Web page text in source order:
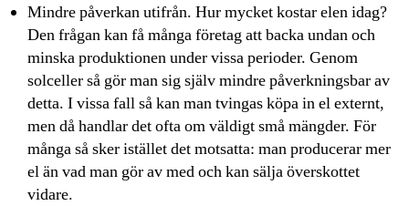
Mindre påverkan utifrån. Hur mycket kostar elen idag?
Den frågan kan få många företag att backa undan och
minska produktionen under vissa perioder. Genom
solceller så gör man sig själv mindre påverkningsbar av
detta. I vissa fall så kan man tvingas köpa in el externt,
men då handlar det ofta om väldigt små mängder. För
många så sker istället det motsatta: man producerar mer
el än vad man gör av med och kan sälja överskottet
vidare.